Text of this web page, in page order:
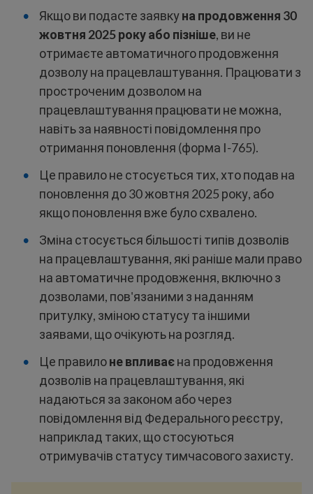
Якщо ви подасте заявкуна продовження 30
жовтня 2025 року або пізніше, ви не
отримаєте автоматичного продовження
дозволу на працевлаштування. Працювати з
простроченим дозволом на
працевлаштування працювати не можна,
навіть за наявності повідомлення про
отримання поновлення (форма I-765).
Це правило не стосується тих, хто подав на
поновлення до 30 жовтня 2025 року, або
якщо поновлення вже було схвалено.
Зміна стосується більшості типів дозволів
на працевлаштування, які раніше мали право
на автоматичне продовження, включно з
дозволами, пов'язаними з наданням
притулку, зміною статусу та іншими
заявами, що очікують на розгляд.
Це правилоне впливаєна продовження
дозволів на працевлаштування, які
надаються за законом або через
повідомлення від Федерального реєстру,
наприклад таких, що стосуються
отримувачів статусу тимчасового захисту.